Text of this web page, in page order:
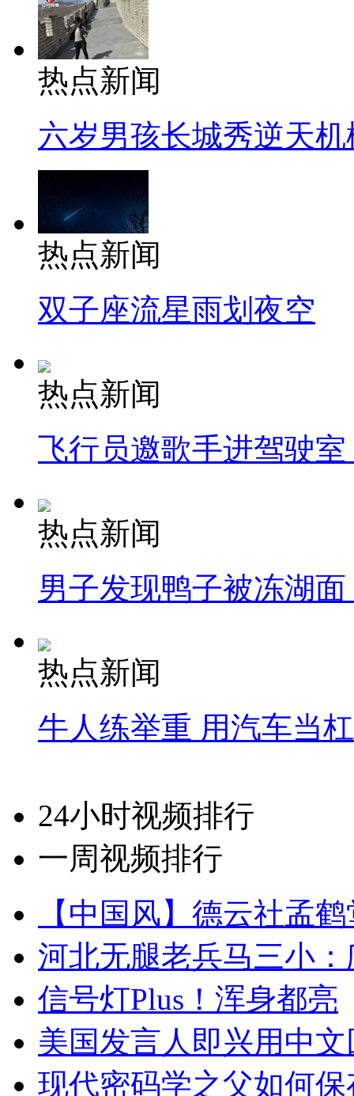
热点新闻
六岁男孩长城秀逆天机
热点新闻
双子座流星雨划夜空
热点新闻
飞行员邀歌手进驾驶
热点新闻
男子发现鸭子被冻湖
热点新闻
牛人练举重 用汽车当
24小时视频排行
一周视频排行
【中国风】德云社孟
河北无腿老兵马三小
信号灯Plus！浑身都亮
美国发言人即兴用中
现代密码学之父如何